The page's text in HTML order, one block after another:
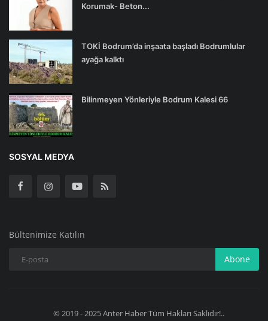
Korumak- Beton...
TOKİ Bodrum’da inşaata başladı Bodrumlular
ayağa kalktı
Bilinmeyen Yönleriyle Bodrum Kalesi 66
SOSYAL MEDYA
Bültenimize Katılın
Abone
© 2019 - 2025 Anter Haber Tüm Hakları Saklıdır!..